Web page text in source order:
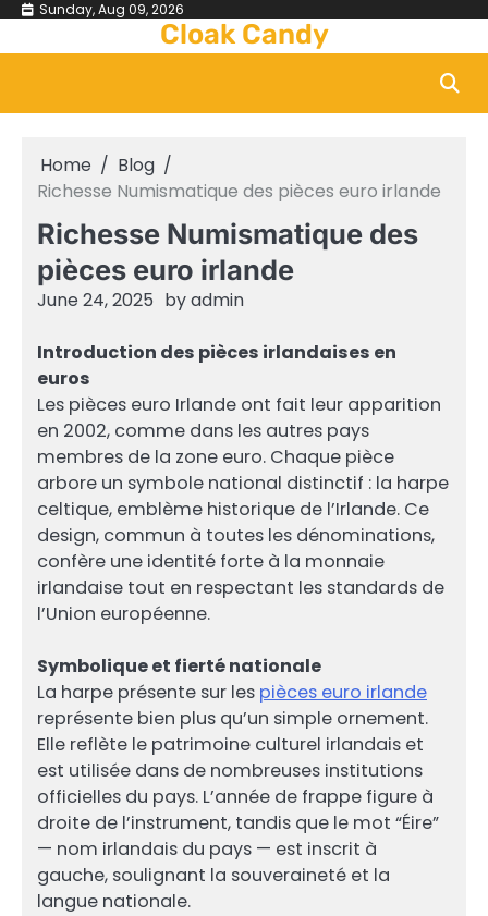
Skip Sunday, Aug 09, 2026
Cloak Candy
Home
Blog
Richesse Numismatique des pièces euro irlande
Richesse Numismatique des
pièces euro irlande
June 24, 2025 byadmin
Introduction des pièces irlandaises en
euros
Les pièces euro Irlande ont fait leur apparition
en 2002, comme dans les autres pays
membres de la zone euro. Chaque pièce
arbore un symbole national distinctif : la harpe
celtique, emblème historique de l’Irlande. Ce
design, commun à toutes les dénominations,
confère une identité forte à la monnaie
irlandaise tout en respectant les standards de
l’Union européenne.
Symbolique et fierté nationale
La harpe présente sur les pièces euro irlande
représente bien plus qu’un simple ornement.
Elle reflète le patrimoine culturel irlandais et
est utilisée dans de nombreuses institutions
officielles du pays. L’année de frappe figure à
droite de l’instrument, tandis que le mot “Éire”
— nom irlandais du pays — est inscrit à
gauche, soulignant la souveraineté et la
langue nationale.